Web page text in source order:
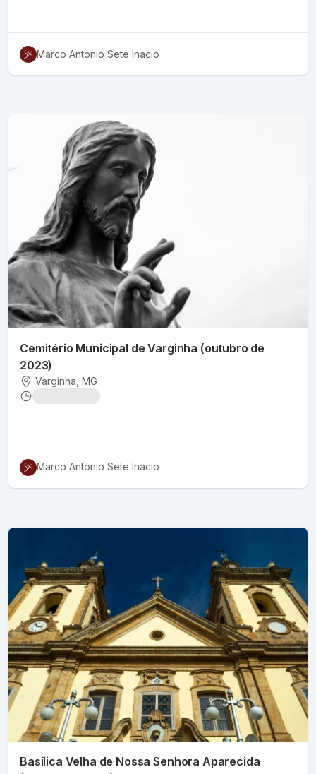
Marco Antonio Sete Inacio
Cemitério Municipal de Varginha (outubro de
2023)
Varginha , MG
Marco Antonio Sete Inacio
Basílica Velha de Nossa Senhora Aparecida